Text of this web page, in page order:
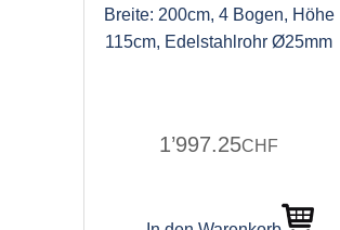
Breite: 200cm, 4 Bogen, Höhe
115cm, Edelstahlrohr Ø25mm
1’997.25CHF